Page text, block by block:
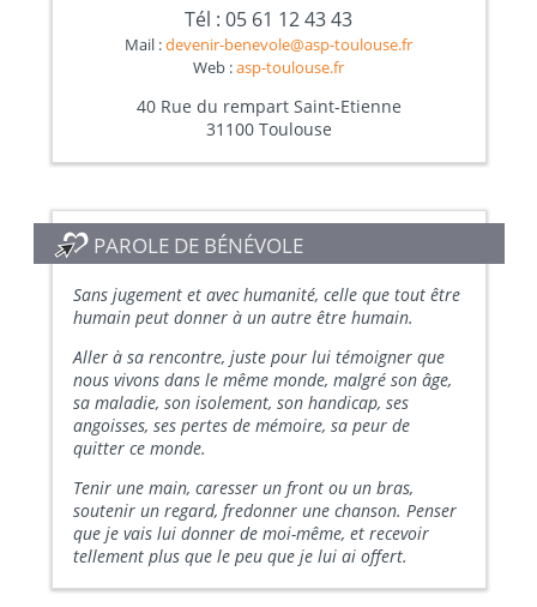
Tél : 05 61 12 43 43
Mail :devenir-benevole@asp-toulouse.fr
Web :asp-toulouse.fr
40 Rue du rempart Saint-Etienne
31100 Toulouse
PAROLE DE BÉNÉVOLE
Sans jugement et avec humanité, celle que tout être
humain peut donner à un autre être humain.
Aller à sa rencontre, juste pour lui témoigner que
nous vivons dans le même monde, malgré son âge,
sa maladie, son isolement, son handicap, ses
angoisses, ses pertes de mémoire, sa peur de
quitter ce monde.
Tenir une main, caresser un front ou un bras,
soutenir un regard, fredonner une chanson. Penser
que je vais lui donner de moi-même, et recevoir
tellement plus que le peu que je lui ai offert.